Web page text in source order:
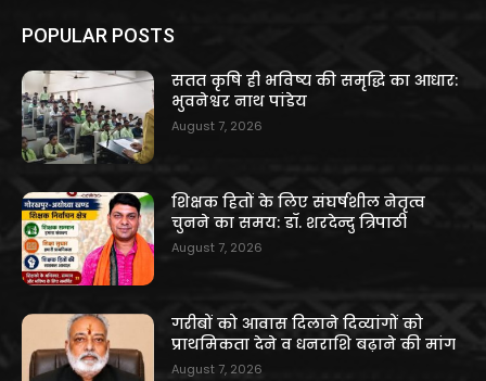
POPULAR POSTS
सतत कृषि ही भविष्य की समृद्धि का आधार:
भुवनेश्वर नाथ पांडेय
August 7, 2026
शिक्षक हितों के लिए संघर्षशील नेतृत्व
चुनने का समय: डॉ. शरदेन्दु त्रिपाठी
August 7, 2026
गरीबों को आवास दिलाने दिव्यांगों को
प्राथमिकता देने व धनराशि बढ़ाने की मांग
August 7, 2026